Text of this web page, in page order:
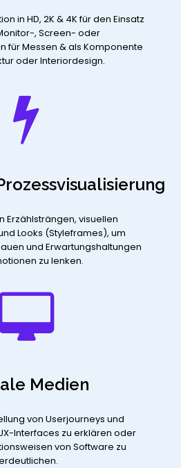
in HD, 2K & 4K für den Einsatz
, Screen- oder
für Messen & als Komponente
oder Interiordesign.
Erzählsträngen, visuellen
Looks (Styleframes), um
und Erwartungshaltungen
zu lenken.
Medien
von Userjourneys und
Interfaces zu erklären oder
von Software zu